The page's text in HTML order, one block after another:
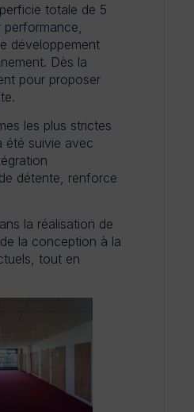
totale de 5
développement
Dès la
pour proposer
les plus strictes
été suivie avec
détente, renforce
la réalisation de
la conception à la
tout en